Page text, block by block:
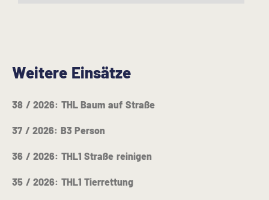
Weitere Einsätze
38 / 2026: THL Baum auf Straße
37 / 2026: B3 Person
36 / 2026: THL1 Straße reinigen
35 / 2026: THL1 Tierrettung